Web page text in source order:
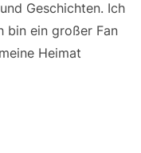
Geschichten. Ich
bin ein großer Fan
Heimat